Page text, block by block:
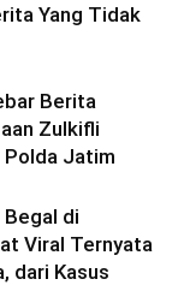
Yang Tidak
Berita
Zulkifli
Polda Jatim
di
Viral Ternyata
dari Kasus